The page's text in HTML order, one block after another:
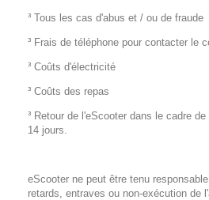
³ Tous les cas d'abus et / ou de fraude
³ Frais de téléphone pour contacter le
³ Coûts d'électricité
³ Coûts des repas
³ Retour de l'eScooter dans le cadre
14 jours.
eScooter ne peut être tenu
retards, entraves ou non-exécution de